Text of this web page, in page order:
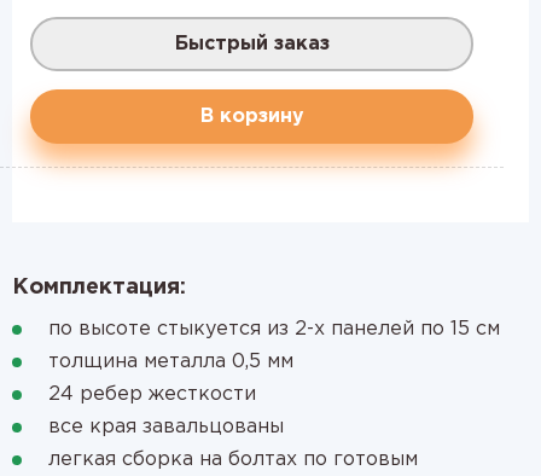
Быстрый заказ
В корзину
Комплектация:
по высоте стыкуется из 2-х панелей по 15 см
толщина металла 0,5 мм
24 ребер жесткости
все края завальцованы
легкая сборка на болтах по готовым